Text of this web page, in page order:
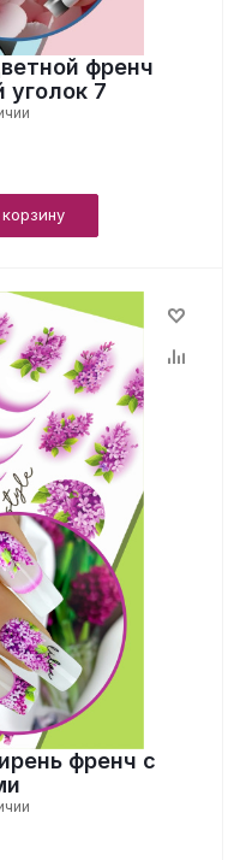
френч
7
френч с